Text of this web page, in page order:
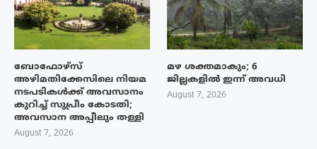
ബോഫോഴ്‌സ്
അഴിമതിക്കേസിലെ നിയമ
നടപടികൾക്ക് അവസാനം
കുറിച്ച് സുപ്രീം കോടതി;
അവസാന അപ്പീലും തള്ളി
August 7, 2026
മഴ ശക്തമാകും; 6
ജില്ലകളിൽ ഇന്ന് അവധി
August 7, 2026